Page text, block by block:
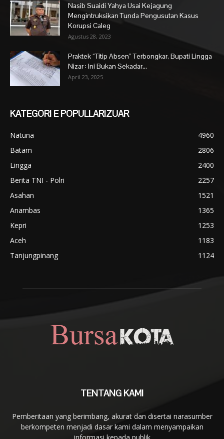
Nasib Suaidi Yahya Usai Kejagung
Mengintruksikan Tunda Pengusutan Kasus
Korupsi Caleg
Agustus 28, 2023
Praktek “Titip Absen” Terbongkar, Bupati Lingga
Nizar : Ini Bukan Sekadar...
April 23, 2025
KATEGORI E POPULLARIZUAR
Natuna
4960
Batam
2806
Lingga
2400
Berita TNI - Polri
2257
Asahan
1521
Anambas
1365
Kepri
1253
Aceh
1183
Tanjungpinang
1124
TENTANG KAMI
Pemberitaan yang berimbang, akurat dan disertai narasumber
berkompeten menjadi dasar kami dalam menyampaikan
informasi kepada publik